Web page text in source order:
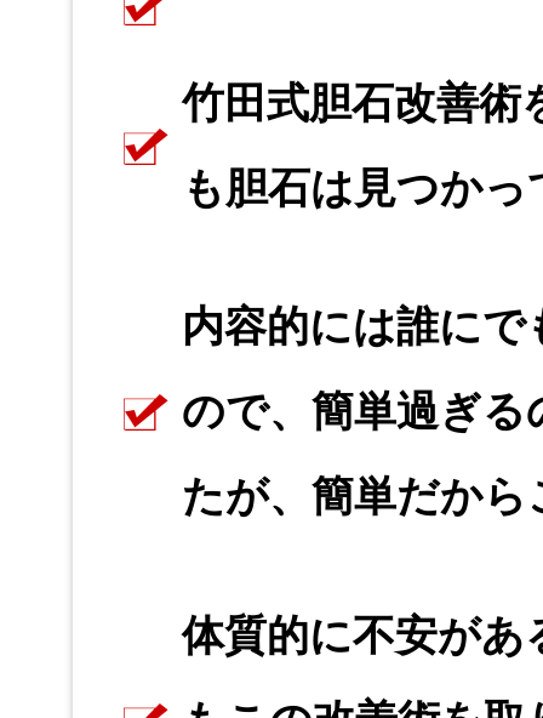
竹田式胆石改善術
も胆石は見つか
内容的には誰に
ので、簡単過ぎ
たが、簡単だか
体質的に不安が